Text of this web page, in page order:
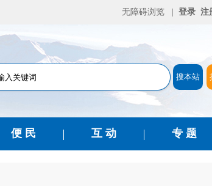
无障碍浏览 登录 注
便 民 互 动 专 题